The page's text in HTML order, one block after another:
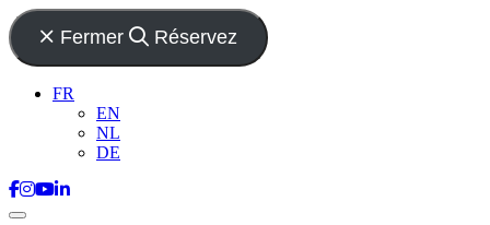
Fermer Réservez
FR
EN
NL
DE